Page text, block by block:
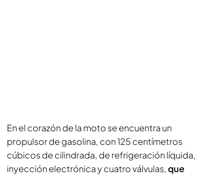
En el corazón de la moto se encuentra un
propulsor de gasolina, con 125 centímetros
cúbicos de cilindrada, de refrigeración líquida,
inyección electrónica y cuatro válvulas, que